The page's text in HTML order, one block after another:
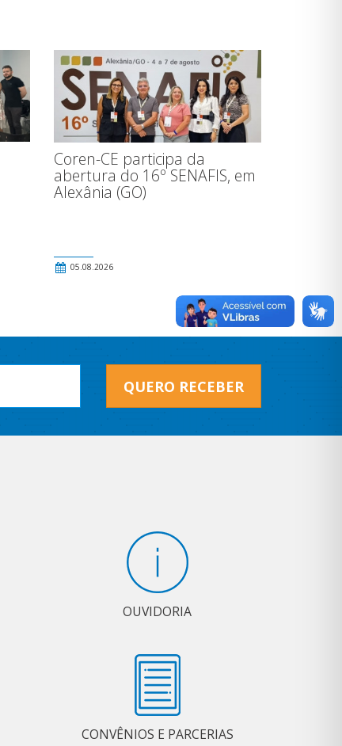
Coren-CE participa da
abertura do 16º SENAFIS, em
Alexânia (GO)
05.08.2026
QUERO RECEBER
OUVIDORIA
CONVÊNIOS E PARCERIAS